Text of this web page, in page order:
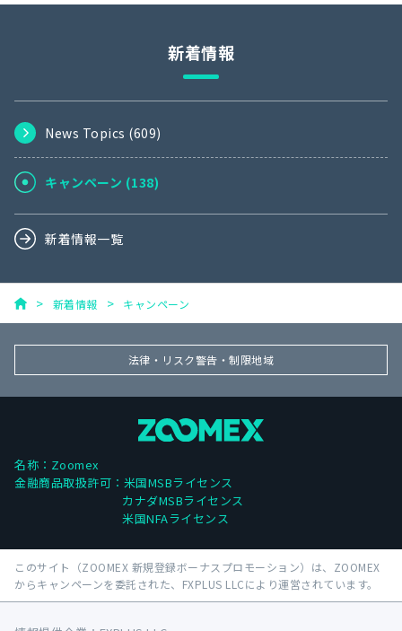
新着情報
News Topics (609)
キャンペーン (138)
新着情報一覧
新着情報 キャンペーン
法律・リスク警告・制限地域
名称：Zoomex
金融商品取扱許可：米国MSBライセンス
カナダMSBライセンス
米国NFAライセンス
このサイト（ZOOMEX 新規登録ボーナスプロモーション）は、ZOOMEX
からキャンペーンを委託された、FXPLUS LLCにより運営されています。